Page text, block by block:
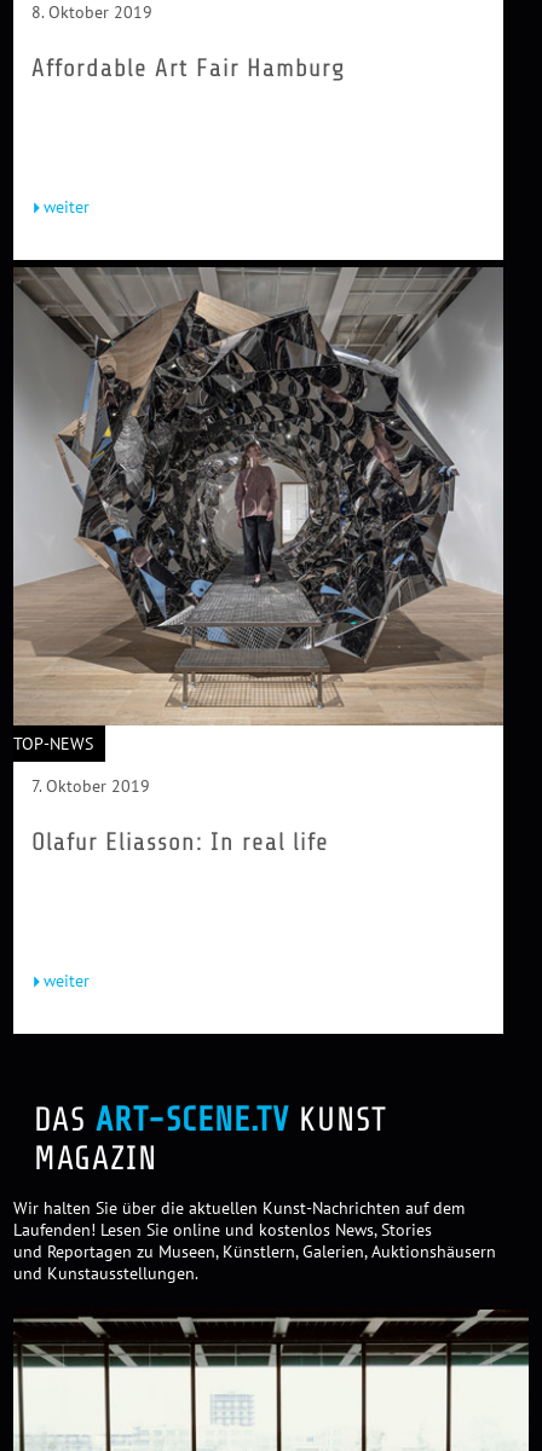
DAS ART-SCENE.TV KUNST
MAGAZIN
Wir halten Sie über die aktuellen Kunst-Nachrichten auf dem
Laufenden! Lesen Sie online und kostenlos News, Stories
und Reportagen zu Museen, Künstlern, Galerien, Auktionshäusern
und Kunstausstellungen.
8. Oktober 2019
Affordable Art Fair Hamburg
weiter
TOP-NEWS
7. Oktober 2019
Olafur Eliasson: In real life
weiter